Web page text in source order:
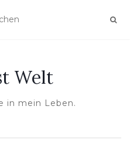
Welt
in mein Leben.